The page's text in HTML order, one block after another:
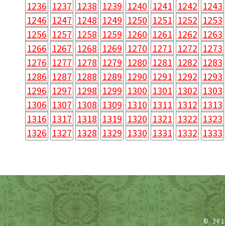
1236 1237 1238 1239 1240 1241 1242 1243
1246 1247 1248 1249 1250 1251 1252 1253
1256 1257 1258 1259 1260 1261 1262 1263
1266 1267 1268 1269 1270 1271 1272 1273
1276 1277 1278 1279 1280 1281 1282 1283
1286 1287 1288 1289 1290 1291 1292 1293
1296 1297 1298 1299 1300 1301 1302 1303
1306 1307 1308 1309 1310 1311 1312 1313
1316 1317 1318 1319 1320 1321 1322 1323
1326 1327 1328 1329 1330 1331 1332 1333
©